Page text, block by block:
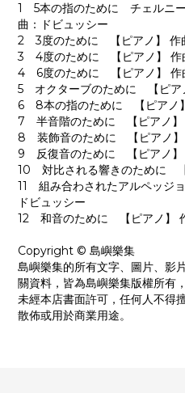
1 5本の指のために チェルニ
曲：ドビュッシー
2 3度のために 【ピアノ】 作
3 4度のために 【ピアノ】 作
4 6度のために 【ピアノ】 作
5 オクターブのために 【ピア
6 8本の指のために 【ピアノ
7 半音階のために 【ピアノ】
8 装飾音のために 【ピアノ】
9 反復音のために 【ピアノ】
10 対比される響きのために
11 組み合わされたアルペッジ
ドビュッシー
12 和音のために 【ピアノ】
Copyright © 島嶼樂集
島嶼樂集的所有文字、圖片、影
關資料，皆為島嶼樂集版權所有
未經本店書面許可，任何人不得
散佈或用於商業用途。